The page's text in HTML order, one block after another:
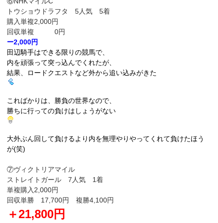
トウショウドラフタ 5人気 5着
購入単複2,000円
回収単複 0円
ー2,000円
田辺騎手はできる限りの競馬で、
内を頑張って突っ込んでくれたが、
結果、ロードクエストなど外から追い込みがきた
こればかりは、勝負の世界なので、
勝ちに行っての負けはしょうがない
大外ぶん回して負けるより内を無理やりやってくれて負けたほう
が(笑)
⑦ヴィクトリアマイル
ストレイトガール 7人気 1着
単複購入2,000円
回収単勝 17,700円 複勝4,100円
＋21,800円